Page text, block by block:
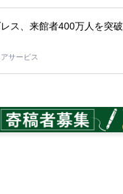
ス、来館者400万人を突破
サービス